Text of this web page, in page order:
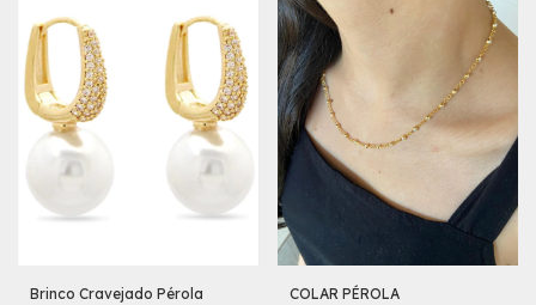
Brinco Cravejado Pérola
COLAR PÉROLA